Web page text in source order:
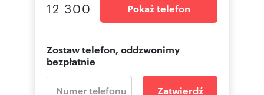
12 300 Pokaż telefon
Zostaw telefon, oddzwonimy
bezpłatnie
Zatwierdź